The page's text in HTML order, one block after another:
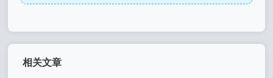
相关文章